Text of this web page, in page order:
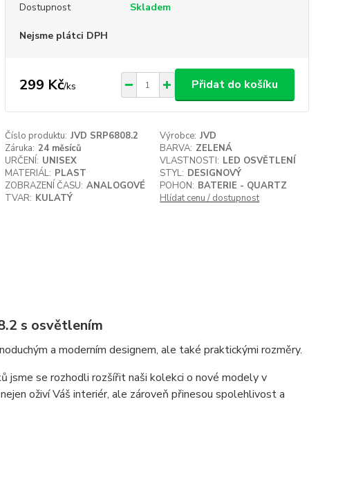
Dostupnost Skladem
Nejsme plátci DPH
299 Kč/ks Přidat do košíku
Číslo produktu: JVD SRP6808.2 Výrobce: JVD
Záruka: 24 měsíců BARVA: ZELENÁ
URČENÍ: UNISEX VLASTNOSTI: LED OSVĚTLENÍ
MATERIÁL: PLAST STYL: DESIGNOVÝ
ZOBRAZENÍ ČASU: ANALOGOVÉ POHON: BATERIE - QUARTZ
TVAR: KULATÝ Hlídat cenu / dostupnost
s osvětlením
a moderním designem, ale také praktickými rozměry.
jsme se rozhodli rozšířit naši kolekci o nové modely v
oživí Váš interiér, ale zároveň přinesou spolehlivost a